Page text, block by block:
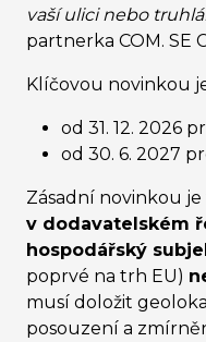
vaší ulici nebo
partnerka COM. SE
Klíčovou novinkou
od 31. 12. 2026
od 30. 6. 2027
Zásadní novinkou je
v dodavatelském
hospodářský
poprvé na trh EU)
musí doložit
posouzení a